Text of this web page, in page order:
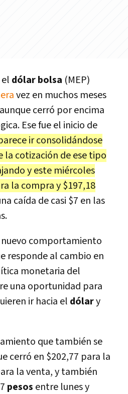
dólar bolsa (MEP)
vez en muchos meses
cerró por encima
Ese fue el inicio de
ir consolidándose
la cotización de ese tipo
y este miércoles
la compra y $197,18
caída de casi $7 en las
nuevo comportamiento
responde al cambio en
monetaria del
una oportunidad para
ir hacia el dólary
que también se
cerró en $202,77 para la
la venta, y también
pesos entre lunes y